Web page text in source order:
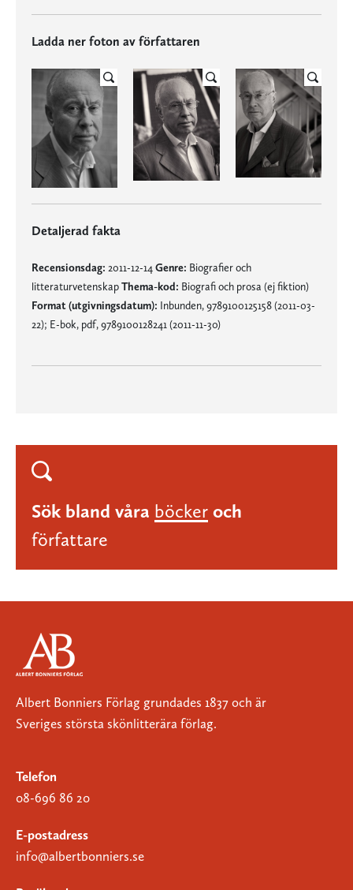
Ladda ner foton av författaren
Detaljerad fakta
Recensionsdag: 2011-12-14 Genre: Biografier och
litteraturvetenskapThema-kod: Biografi och prosa (ej fiktion)
Format (utgivningsdatum): Inbunden, 9789100125158 (2011-03-
22); E-bok, pdf, 9789100128241 (2011-11-30)
Sök bland våra böcker och
författare
Albert Bonniers Förlag grundades 1837 och är
Sveriges största skönlitterära förlag.
Telefon
08-696 86 20
E-postadress
info@albertbonniers.se